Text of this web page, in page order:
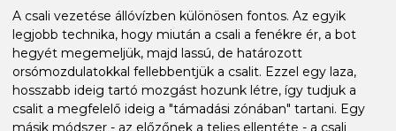
A csali vezetése állóvízben különösen fontos. Az egyik
legjobb technika, hogy miután a csali a fenékre ér, a bot
hegyét megemeljük, majd lassú, de határozott
orsómozdulatokkal fellebbentjük a csalit. Ezzel egy laza,
hosszabb ideig tartó mozgást hozunk létre, így tudjuk a
csalit a megfelelő ideig a "támadási zónában" tartani. Egy
másik módszer - az előzőnek a teljes ellentéte - a csali